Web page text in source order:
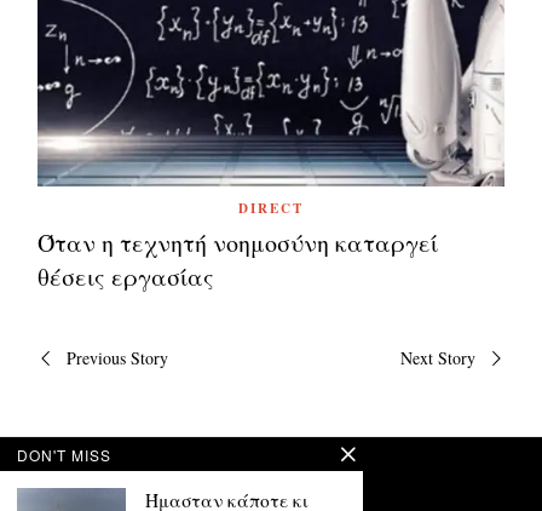
DIRECT
Όταν η τεχνητή νοημοσύνη καταργεί
θέσεις εργασίας
Πλοήγηση
Previous Story Next Story
DON'T MISS
Ήμασταν κάποτε κι